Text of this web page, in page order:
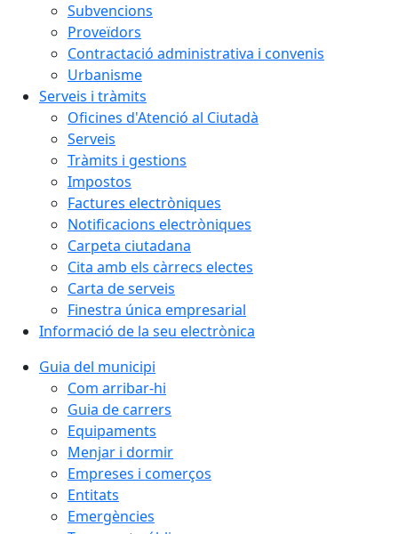
Subvencions
Proveïdors
Contractació administrativa i convenis
Urbanisme
Serveis i tràmits
Oficines d'Atenció al Ciutadà
Serveis
Tràmits i gestions
Impostos
Factures electròniques
Notificacions electròniques
Carpeta ciutadana
Cita amb els càrrecs electes
Carta de serveis
Finestra única empresarial
Informació de la seu electrònica
Guia del municipi
Com arribar-hi
Guia de carrers
Equipaments
Menjar i dormir
Empreses i comerços
Entitats
Emergències